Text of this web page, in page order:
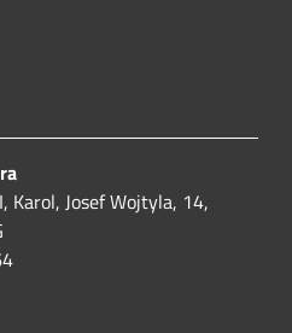
Karol, Josef Wojtyla, 14,